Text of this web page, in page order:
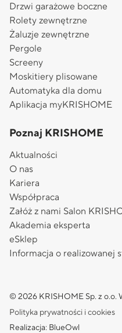
Drzwi garażowe boczne
Rolety zewnętrzne
Żaluzje zewnętrzne
Pergole
Screeny
Moskitiery plisowane
Automatyka dla domu
Aplikacja myKRISHOME
Poznaj KRISHOME
Aktualności
O nas
Kariera
Współpraca
Załóż z nami Salon
Akademia eksperta
eSklep
Informacja o realizowanej
© 2026 KRISHOME Sp. z o.o.
Polityka prywatności i cookies
Realizacja: BlueOwl